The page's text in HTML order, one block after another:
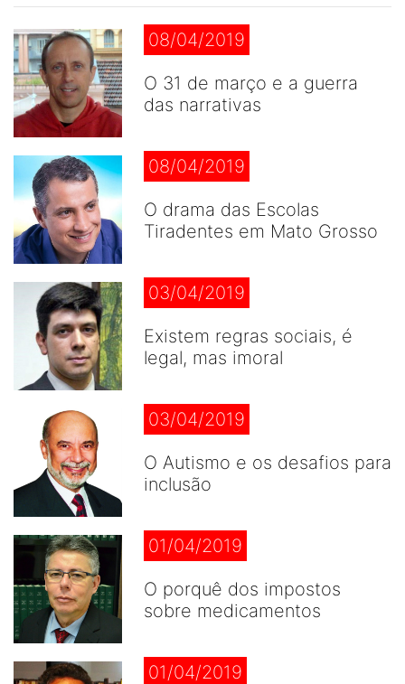
08/04/2019
O 31 de março e a guerra
das narrativas
08/04/2019
O drama das Escolas
Tiradentes em Mato Grosso
03/04/2019
Existem regras sociais, é
legal, mas imoral
03/04/2019
O Autismo e os desafios para
inclusão
01/04/2019
O porquê dos impostos
sobre medicamentos
01/04/2019